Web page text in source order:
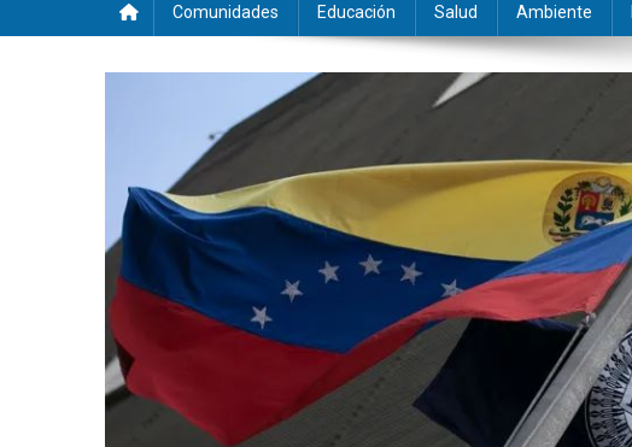
Comunidades Educación Salud Ambiente